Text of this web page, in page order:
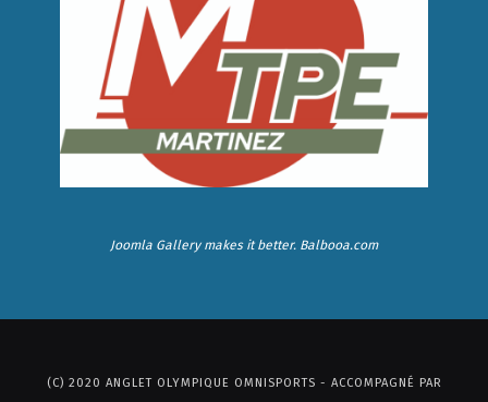
Joomla Gallerymakes it better. Balbooa.com
(C) 2020 ANGLET OLYMPIQUE OMNISPORTS - ACCOMPAGNÉ PAR